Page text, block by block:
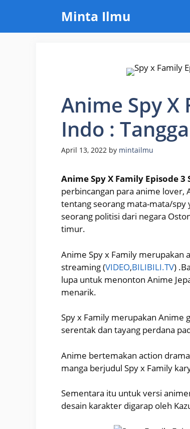
content
Minta Ilmu
Anime Spy X
Indo :
April 13, 2022 by mintailmu
Anime Spy X Family Episode 3
perbincangan para anime lover,
tentang seorang mata-mata/
seorang politisi dari negara
timur.
Anime Spy x Family merupakan
streaming (VIDEO,BILIBILI.TV)
lupa untuk menonton Anime
menarik.
Spy x Family merupakan Anime
serentak dan tayang perdana
Anime bertemakan action
manga berjudul Spy x Family
Sementara itu untuk versi
desain karakter digarap oleh